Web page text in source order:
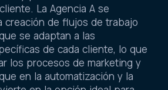
La Agencia A se
creación de flujos de trabajo
se adaptan a las
de cada cliente, lo que
los procesos de marketing y
en la automatización y la